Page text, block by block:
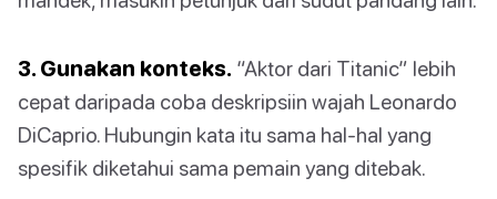
3. Gunakan konteks. “Aktor dari Titanic” lebih
cepat daripada coba deskripsiin wajah Leonardo
DiCaprio. Hubungin kata itu sama hal-hal yang
spesifik diketahui sama pemain yang ditebak.